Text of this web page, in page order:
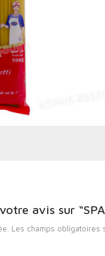
avis sur
Les champs obligatoires